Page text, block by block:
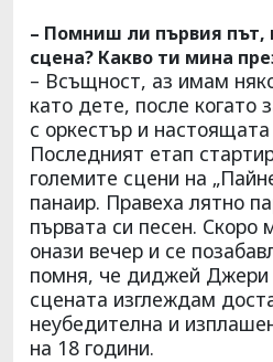
– Помниш ли първия път,
сцена? Какво ти мина
– Всъщност, аз имам
като дете, после когато
с оркестър и
Последният етап
големите сцени на
панаир. Правеха лятно
първата си песен. Скоро
онази вечер и се
помня, че диджей
сцената изглеждам
неубедителна и
на 18 години.